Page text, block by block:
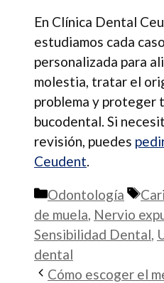
En Clínica Dental
estudiamos cada
personalizada para
molestia, tratar el
problema y proteger
bucodental. Si
revisión, puedes
Ceudent
Categorías
Odontología
de muela Nervio
Sensibilidad Dental
dental
Cómo escoger el